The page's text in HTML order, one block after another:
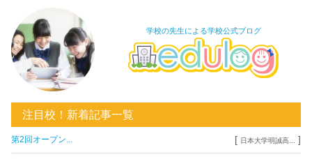
学校の先生による学校公式ブログ
注目校！新着記事一覧
第2回オープン... [ 日本大学明誠高... ]